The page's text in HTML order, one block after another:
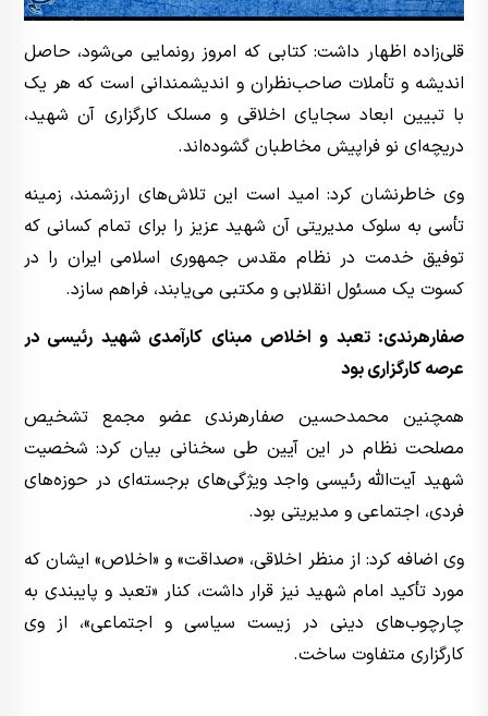
قلی‌زاده اظهار داشت: کتابی که امروز رونمایی می‌شود، حاصل
اندیشه و تأملات صاحب‌نظران و اندیشمندانی است که هر یک
با تبیین ابعاد سجایای اخلاقی و مسلک کارگزاری آن شهید،
دریچه‌ای نو فراپیش مخاطبان گشوده‌اند.
وی خاطرنشان کرد: امید است این تلاش‌های ارزشمند، زمینه
تأسی به سلوک مدیریتی آن شهید عزیز را برای تمام کسانی که
توفیق خدمت در نظام مقدس جمهوری اسلامی ایران را در
کسوت یک مسئول انقلابی و مکتبی می‌یابند، فراهم سازد.
صفارهرندی: تعبد و اخلاص مبنای کارآمدی شهید رئیسی در
عرصه کارگزاری بود
همچنین محمد‌حسین صفارهرندی عضو مجمع تشخیص
مصلحت نظام در این آیین طی سخنانی بیان کرد: شخصیت
شهید آیت‌الله رئیسی واجد ویژگی‌های برجسته‌ای در حوزه‌های
فردی، اجتماعی و مدیریتی بود.
وی اضافه کرد: از منظر اخلاقی، «صداقت» و «اخلاص» ایشان که
مورد تأکید امام شهید نیز قرار داشت، کنار «تعبد و پایبندی به
چارچوب‌های دینی در زیست سیاسی و اجتماعی»، از وی
کارگزاری متفاوت ساخت.